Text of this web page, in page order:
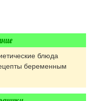
блюда
беременным